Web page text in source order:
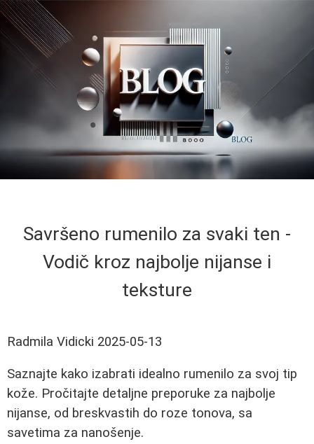
Savršeno rumenilo za svaki ten -
Vodič kroz najbolje nijanse i
teksture
Radmila Vidicki 2025-05-13
Saznajte kako izabrati idealno rumenilo za svoj tip
kože. Pročitajte detaljne preporuke za najbolje
nijanse, od breskvastih do roze tonova, sa
savetima za nanošenje.